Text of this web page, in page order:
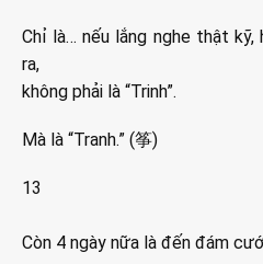
Chỉ là… nếu lắng nghe thật kỹ,
ra,
không phải là “Trinh”.
Mà là “Tranh.” (筝)
13
Còn 4 ngày nữa là đến đám